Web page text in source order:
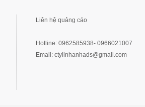
Liên hệ quảng cáo
Hotline: 0962585938- 0966021007
Email: ctylinhanhads@gmail.com